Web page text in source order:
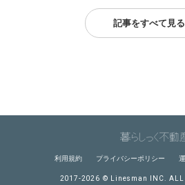
記事をすべて見る
利用規約 プライバシーポリシー
2017-2026 © Linesman INC. ALL